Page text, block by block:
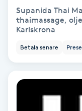
Cryoterapi
Dermapen
Supanida Thai
thaimassage,
Karlskrona
Betala senare